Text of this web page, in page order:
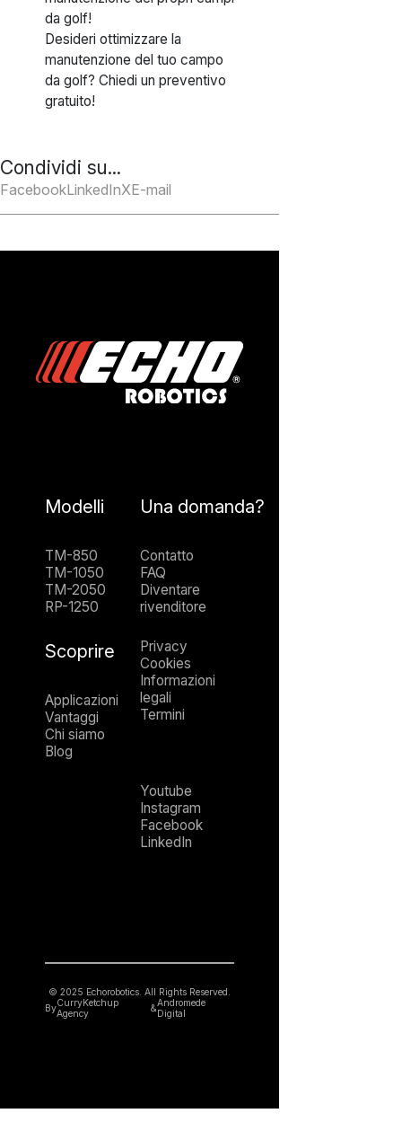
da golf!
Desideri ottimizzare la
manutenzione del tuo campo
da golf? Chiedi un preventivo
gratuito!
Condividi su...
FacebookLinkedInXE-mail
Modelli
TM-850
TM-1050
TM-2050
RP-1250
Una domanda?
Contatto
FAQ
Diventare
rivenditore
Scoprire
Applicazioni
Vantaggi
Chi siamo
Blog
Privacy
Cookies
Informazioni
legali
Termini
Youtube
Instagram
Facebook
LinkedIn
© 2025 Echorobotics. All Rights Reserved.
ByCurryKetchup
Agency
&Andromede
Digital